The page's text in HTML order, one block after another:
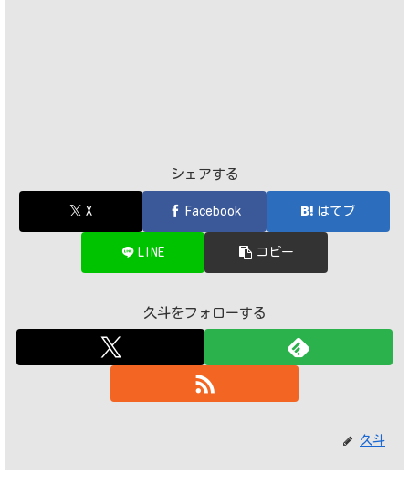
シェアする
X Facebook はてブ
LINE コピー
久斗をフォローする
久斗